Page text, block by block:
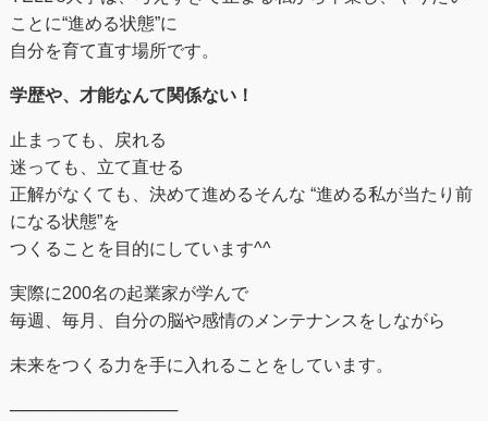
ことに“進める状態”に
自分を育て直す場所です。
学歴や、才能なんて関係ない！
止まっても、戻れる
迷っても、立て直せる
正解がなくても、決めて進めるそんな “進める私が当たり前
になる状態”を
つくることを目的にしています^^
実際に200名の起業家が学んで
毎週、毎月、自分の脳や感情のメンテナンスをしながら
未来をつくる⼒を手に入れることをしています。
──────────────